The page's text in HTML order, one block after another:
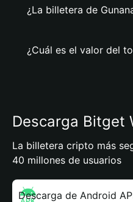
¿La billetera de
¿Cuál es el valor del
Descarga Bitget
La billetera cripto más
40 millones de usuarios
Descarga de Android